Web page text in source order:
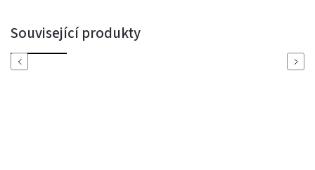
Související produkty
Previous Next